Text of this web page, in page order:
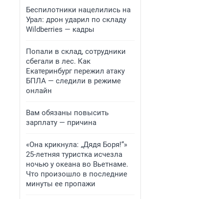
Беспилотники нацелились на
Урал: дрон ударил по складу
Wildberries — кадры
Попали в склад, сотрудники
сбегали в лес. Как
Екатеринбург пережил атаку
БПЛА — следили в режиме
онлайн
Вам обязаны повысить
зарплату — причина
«Она крикнула: „Дядя Боря!“»
25-летняя туристка исчезла
ночью у океана во Вьетнаме.
Что произошло в последние
минуты ее пропажи